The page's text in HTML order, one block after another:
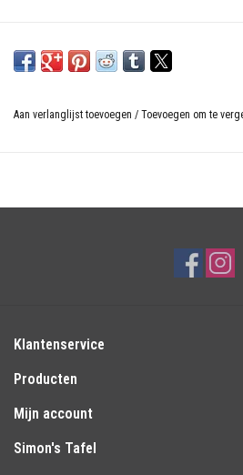
Aan verlanglijst toevoegen / Toevoegen om te
Klantenservice
Producten
Mijn account
Simon's Tafel